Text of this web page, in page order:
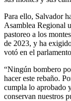
Para ello, Salvador
Asamblea Regional
pastoreo a los
de 2023, y ha
votó en el
“Ningún bombero
hacer este rebaño.
cumpla lo aprobado
conservan nuestros